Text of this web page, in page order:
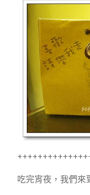
吃完宵夜，我們來